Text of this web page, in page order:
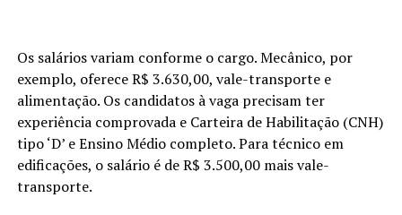
Os salários variam conforme o cargo. Mecânico, por
exemplo, oferece R$ 3.630,00, vale-transporte e
alimentação. Os candidatos à vaga precisam ter
experiência comprovada e Carteira de Habilitação (CNH)
tipo ‘D’ e Ensino Médio completo. Para técnico em
edificações, o salário é de R$ 3.500,00 mais vale-
transporte.